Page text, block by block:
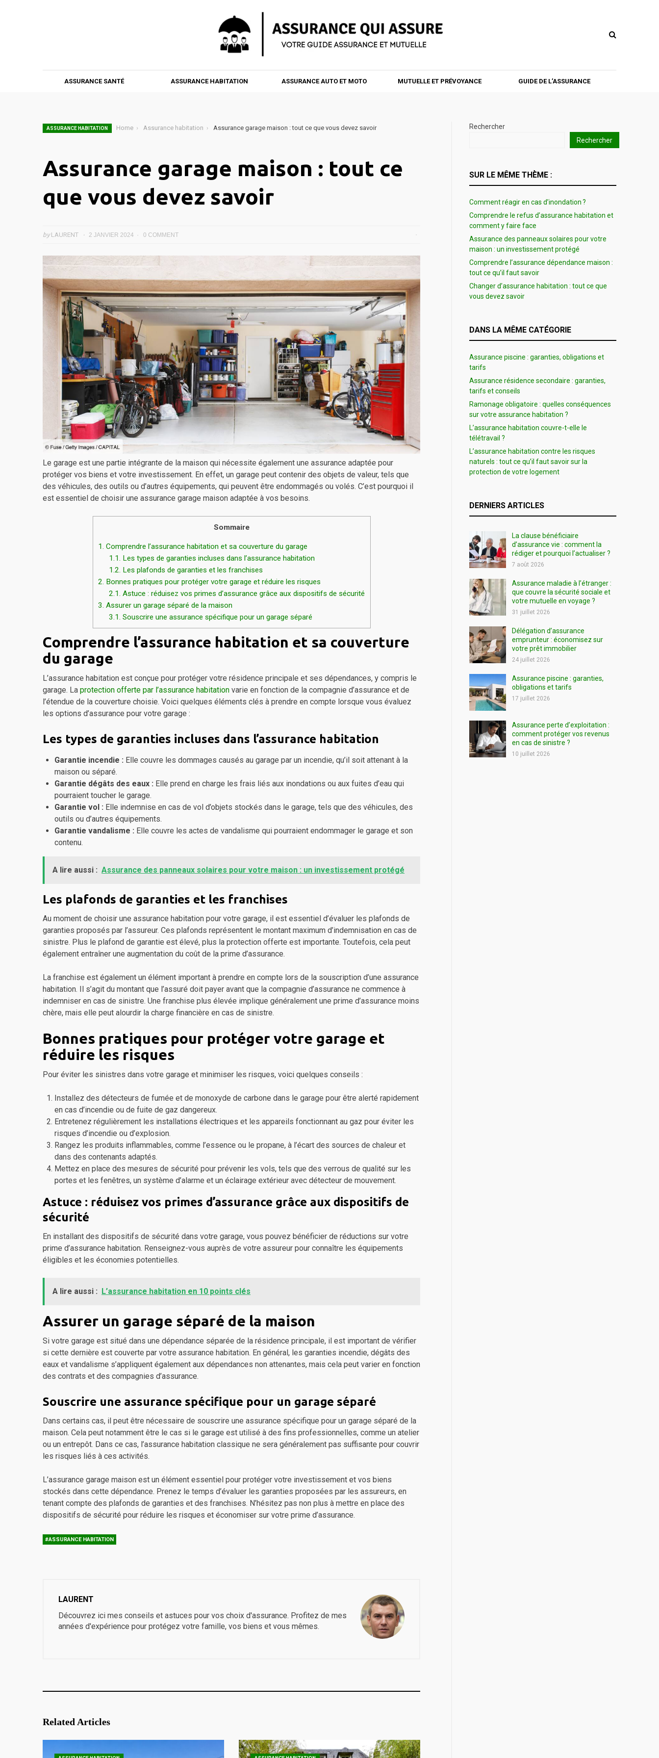
ASSURANCE SANTÉ ASSURANCE HABITATION ASSURANCE AUTO ET MOTO MUTUELLE ET PRÉVOYANCE GUIDE DE L’ASSURANCE
ASSURANCE HABITATION Home Assurance habitation Assurance garage maison : tout ce que vous devez savoir
Assurance garage maison : tout ce
que vous devez savoir
byLAURENT 2 JANVIER 2024 0 COMMENT
Le garage est une partie intégrante de la maison qui nécessite également une assurance adaptée pour
protéger vos biens et votre investissement. En effet, un garage peut contenir des objets de valeur, tels que
des véhicules, des outils ou d’autres équipements, qui peuvent être endommagés ou volés. C’est pourquoi il
est essentiel de choisir une assurance garage maison adaptée à vos besoins.
Sommaire
1. Comprendre l’assurance habitation et sa couverture du garage
1.1. Les types de garanties incluses dans l’assurance habitation
1.2. Les plafonds de garanties et les franchises
2. Bonnes pratiques pour protéger votre garage et réduire les risques
2.1. Astuce : réduisez vos primes d’assurance grâce aux dispositifs de sécurité
3. Assurer un garage séparé de la maison
3.1. Souscrire une assurance spécifique pour un garage séparé
Comprendre l’assurance habitation et sa couverture
du garage
L’assurance habitation est conçue pour protéger votre résidence principale et ses dépendances, y compris le
garage. La protection offerte par l’assurance habitation varie en fonction de la compagnie d’assurance et de
l’étendue de la couverture choisie. Voici quelques éléments clés à prendre en compte lorsque vous évaluez
les options d’assurance pour votre garage :
Les types de garanties incluses dans l’assurance habitation
Garantie incendie : Elle couvre les dommages causés au garage par un incendie, qu’il soit attenant à la
maison ou séparé.
Garantie dégâts des eaux : Elle prend en charge les frais liés aux inondations ou aux fuites d’eau qui
pourraient toucher le garage.
Garantie vol : Elle indemnise en cas de vol d’objets stockés dans le garage, tels que des véhicules, des
outils ou d’autres équipements.
Garantie vandalisme : Elle couvre les actes de vandalisme qui pourraient endommager le garage et son
contenu.
A lire aussi : Assurance des panneaux solaires pour votre maison : un investissement protégé
Les plafonds de garanties et les franchises
Au moment de choisir une assurance habitation pour votre garage, il est essentiel d’évaluer les plafonds de
garanties proposés par l’assureur. Ces plafonds représentent le montant maximum d’indemnisation en cas de
sinistre. Plus le plafond de garantie est élevé, plus la protection offerte est importante. Toutefois, cela peut
également entraîner une augmentation du coût de la prime d’assurance.
La franchise est également un élément important à prendre en compte lors de la souscription d’une assurance
habitation. Il s’agit du montant que l’assuré doit payer avant que la compagnie d’assurance ne commence à
indemniser en cas de sinistre. Une franchise plus élevée implique généralement une prime d’assurance moins
chère, mais elle peut alourdir la charge financière en cas de sinistre.
Bonnes pratiques pour protéger votre garage et
réduire les risques
Pour éviter les sinistres dans votre garage et minimiser les risques, voici quelques conseils :
Installez des détecteurs de fumée et de monoxyde de carbone dans le garage pour être alerté rapidement
en cas d’incendie ou de fuite de gaz dangereux.
Entretenez régulièrement les installations électriques et les appareils fonctionnant au gaz pour éviter les
risques d’incendie ou d’explosion.
Rangez les produits inflammables, comme l’essence ou le propane, à l’écart des sources de chaleur et
dans des contenants adaptés.
Mettez en place des mesures de sécurité pour prévenir les vols, tels que des verrous de qualité sur les
portes et les fenêtres, un système d’alarme et un éclairage extérieur avec détecteur de mouvement.
Astuce : réduisez vos primes d’assurance grâce aux dispositifs de
sécurité
En installant des dispositifs de sécurité dans votre garage, vous pouvez bénéficier de réductions sur votre
prime d’assurance habitation. Renseignez-vous auprès de votre assureur pour connaître les équipements
éligibles et les économies potentielles.
A lire aussi : L’assurance habitation en 10 points clés
Assurer un garage séparé de la maison
Si votre garage est situé dans une dépendance séparée de la résidence principale, il est important de vérifier
si cette dernière est couverte par votre assurance habitation. En général, les garanties incendie, dégâts des
eaux et vandalisme s’appliquent également aux dépendances non attenantes, mais cela peut varier en fonction
des contrats et des compagnies d’assurance.
Souscrire une assurance spécifique pour un garage séparé
Dans certains cas, il peut être nécessaire de souscrire une assurance spécifique pour un garage séparé de la
maison. Cela peut notamment être le cas si le garage est utilisé à des fins professionnelles, comme un atelier
ou un entrepôt. Dans ce cas, l’assurance habitation classique ne sera généralement pas suffisante pour couvrir
les risques liés à ces activités.
L’assurance garage maison est un élément essentiel pour protéger votre investissement et vos biens
stockés dans cette dépendance. Prenez le temps d’évaluer les garanties proposées par les assureurs, en
tenant compte des plafonds de garanties et des franchises. N’hésitez pas non plus à mettre en place des
dispositifs de sécurité pour réduire les risques et économiser sur votre prime d’assurance.
#ASSURANCE HABITATION
LAURENT
Découvrez ici mes conseils et astuces pour vos choix d'assurance. Profitez de mes
années d'expérience pour protégez votre famille, vos biens et vous mêmes.
Related Articles
Rechercher
Rechercher
SUR LE MÊME THÈME :
Comment réagir en cas d’inondation ?
Comprendre le refus d’assurance habitation et
comment y faire face
Assurance des panneaux solaires pour votre
maison : un investissement protégé
Comprendre l’assurance dépendance maison :
tout ce qu’il faut savoir
Changer d’assurance habitation : tout ce que
vous devez savoir
DANS LA MÊME CATÉGORIE
Assurance piscine : garanties, obligations et
tarifs
Assurance résidence secondaire : garanties,
tarifs et conseils
Ramonage obligatoire : quelles conséquences
sur votre assurance habitation ?
L’assurance habitation couvre-t-elle le
télétravail ?
L’assurance habitation contre les risques
naturels : tout ce qu’il faut savoir sur la
protection de votre logement
DERNIERS ARTICLES
La clause bénéficiaire
d’assurance vie : comment la
rédiger et pourquoi l’actualiser ?
7 août 2026
Assurance maladie à l’étranger :
que couvre la sécurité sociale et
votre mutuelle en voyage ?
31 juillet 2026
Délégation d’assurance
emprunteur : économisez sur
votre prêt immobilier
24 juillet 2026
Assurance piscine : garanties,
obligations et tarifs
17 juillet 2026
Assurance perte d’exploitation :
comment protéger vos revenus
en cas de sinistre ?
10 juillet 2026